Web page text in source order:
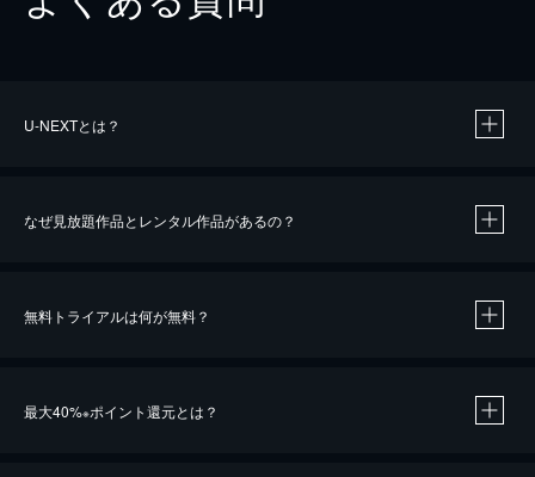
U-NEXTとは？
なぜ見放題作品とレンタル作品があるの？
無料トライアルは何が無料？
最大40%※ポイント還元とは？